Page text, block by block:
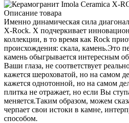
Описание товара
Именно динамическая сила
X-Rock. X подчеркивает
коллекции, в то время как Rock
происхождения: скала, камень.Это
камень обыгрывается интересным
Ваши глаза, не соответствует
кажется шероховатой, но на самом
кажется однотонной, но на самом
плитка не отражает, но если Вы
меняется.Таким образом, можем
черпает свои истоки в камне,
способом.